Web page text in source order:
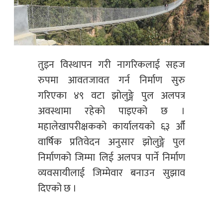
तुइन विस्थापन गरी नागरिकलाई सहज
रुपमा आवतजावत गर्न निर्माण सुरु
गरिएका ४९ वटा झोलुङ्गे पुल अलपत्र
अवस्थामा रहेको पाइएको छ ।
महालेखापरीक्षकको कार्यालयको ६३ औँ
वार्षिक प्रतिवेदन अनुसार झोलुङ्गे पुल
निर्माणको जिम्मा लिई अलपत्र पार्ने निर्माण
व्यवसायीलाई जिम्मेवार बनाउन सुझाव
दिएको छ ।